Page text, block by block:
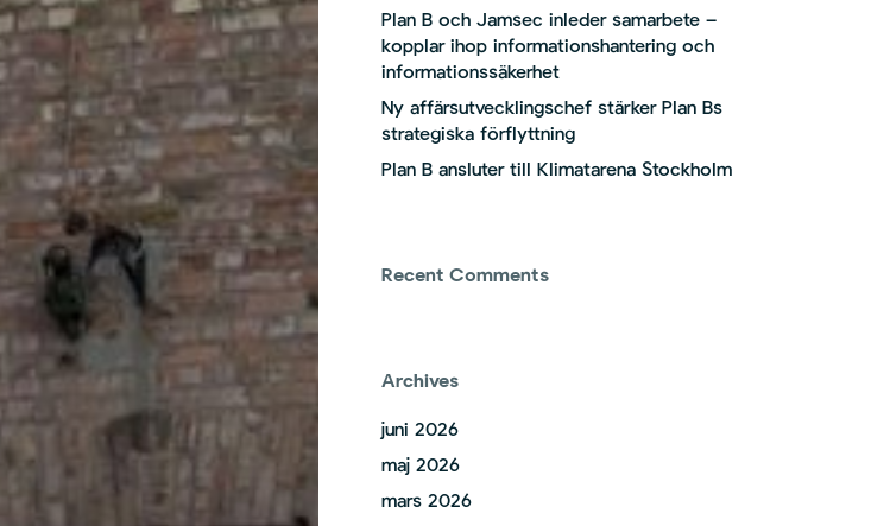
Plan B och Jamsec inleder samarbete –
kopplar ihop informationshantering och
informationssäkerhet
Ny affärsutvecklingschef stärker Plan Bs
strategiska förflyttning
Plan B ansluter till Klimatarena Stockholm
Recent Comments
Archives
juni 2026
maj 2026
mars 2026